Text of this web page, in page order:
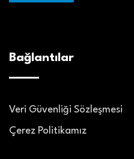
Bağlantılar
Veri Güvenliği Sözleşmesi
Çerez Politikamız